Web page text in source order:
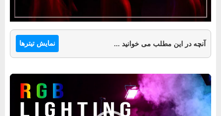
آنچه در این مطلب می خوانید ... نمایش تیترها